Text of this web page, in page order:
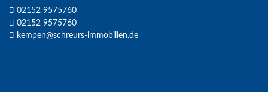
02152 9575760
02152 9575760
kempen@schreurs-immobilien.de